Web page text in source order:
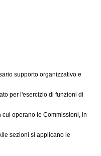
supporto organizzativo e
per l'esercizio di funzioni di
operano le Commissioni, in
sezioni si applicano le